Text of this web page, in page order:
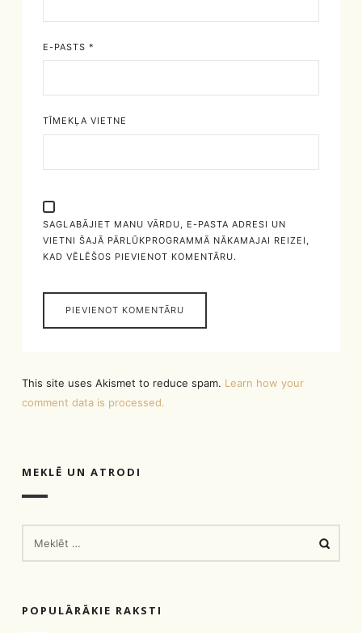
E-PASTS *
TĪMEKĻA VIETNE
SAGLABĀJIET MANU VĀRDU, E-PASTA ADRESI UN
VIETNI ŠAJĀ PĀRLŪKPROGRAMMĀ NĀKAMAJAI REIZEI,
KAD VĒLĒŠOS PIEVIENOT KOMENTĀRU.
This site uses Akismet to reduce spam. Learn how your
comment data is processed.
MEKLĒ UN ATRODI
POPULĀRĀKIE RAKSTI